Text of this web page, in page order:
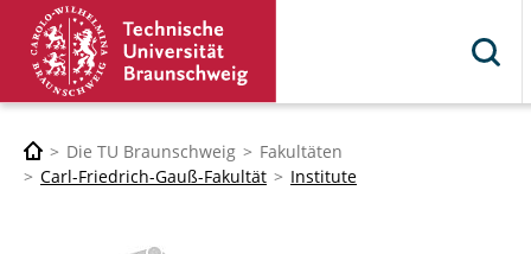
Die TU Braunschweig
Fakultäten
Carl-Friedrich-Gauß-Fakultät
Institute